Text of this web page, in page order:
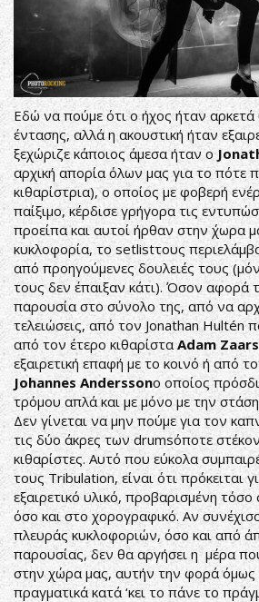
Εδώ να πούμε ότι ο ήχος ήταν
έντασης, αλλά η ακουστική ήταν
ξεχώριζε κάποιος άμεσα ήταν ο
αρχική απορία όλων μας για το πότε
κιθαρίστρια), ο οποίος με φοβερή
παίξιμο, κέρδισε γρήγορα τις
προείπα και αυτοί ήρθαν στην ΄χωρα
κυκλοφορία, το setlistτους
από προηγούμενες δουλειές τους
τους δεν έπαιξαν κάτι). Όσον αφορά
παρουσία στο σύνολο της, από να
τελειώσεις, από τον Jonathan Hultén
από τον έτερο κιθαρίσταAdam Zaars
εξαιρετική επαφή με το κοινό ή από
Johannes Anderssonο οποίος
τρόμου απλά και με μόνο με την
Δεν γίνεται να μην πούμε για τον
τις δύο άκρες των drumsόποτε
κιθαρίστες. Αυτό που εύκολα
τους Tribulation, είναι ότι πρόκειται
εξαιρετικό υλικό, προβαρισμένη
όσο και στο χορογραφικό. Αν
πλευράς κυκλοφοριών, όσο και από
παρουσίας, δεν θα αργήσει η μέρα
στην χώρα μας, αυτήν την φορά όμως
πραγματικά κατά ‘κει το πάνε το